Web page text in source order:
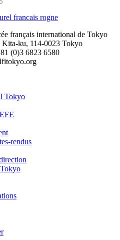
français international de Tokyo
ku, 114-0023 Tokyo
(0)3 6823 6580
Tokyo
rendus